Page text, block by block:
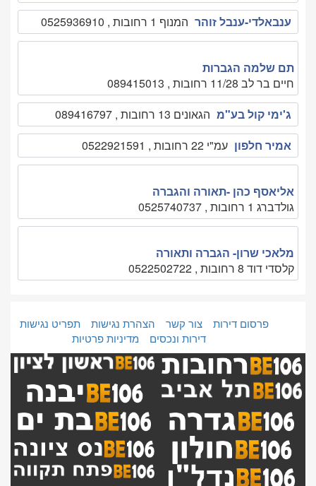
ענבאלדי-ענבל זוהר המנוף 1 רחובות , 0525936910
תם שלמה הגברות
חיים בר לב 11/28 רחובות , 089415013
ג'ימי קול בע"מ הגאונים 13 רחובות , 089416797
אמיר חלפון עמ"י 22 רחובות , 0522921591
אליאסף כהן -תאורה והגברה
גולדברג 1 רחובות , 0525740737
מלאכי שרון- הגברה ותאורה
קלסדי דוד 8 רחובות , 0522502722
פרסום דירות צור קשר הצהרת נגישות
תפריט נגישות
דירות ונכסים
מדיניות פרטיות